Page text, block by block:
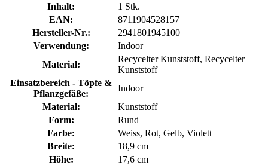
Inhalt:
1 Stk.
EAN:
8711904528157
Hersteller-Nr.:
2941801945100
Verwendung:
Indoor
Material:
Recycelter Kunststoff, Recycelter
Kunststoff
Einsatzbereich - Töpfe &
Pflanzgefäße:
Indoor
Material:
Kunststoff
Form:
Rund
Farbe:
Weiss, Rot, Gelb, Violett
Breite:
18,9 cm
Höhe:
17,6 cm